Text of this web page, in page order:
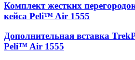
Комплект жестких
кейса Peli™ Air 1555
Дополнительная вставка
Peli™ Air 1555